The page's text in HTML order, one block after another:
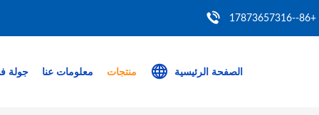
+86--17873657316
الصفحة الرئيسية منتجات معلومات عنا جولة